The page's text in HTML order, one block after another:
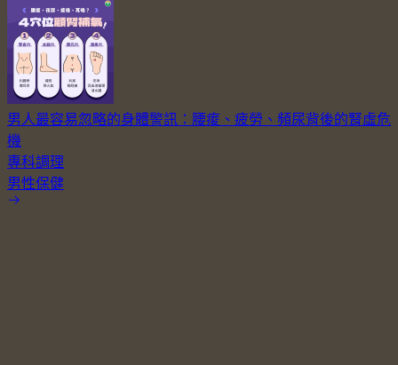
男人最容易忽略的身體警訊：腰痠、疲勞、頻尿背後的腎虛危
機
專科調理
男性保健